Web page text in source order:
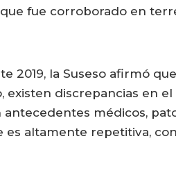
fue corroborado en
2019, la Suseso afirmó
discrepancias en
médicos,
altamente repetitiva,